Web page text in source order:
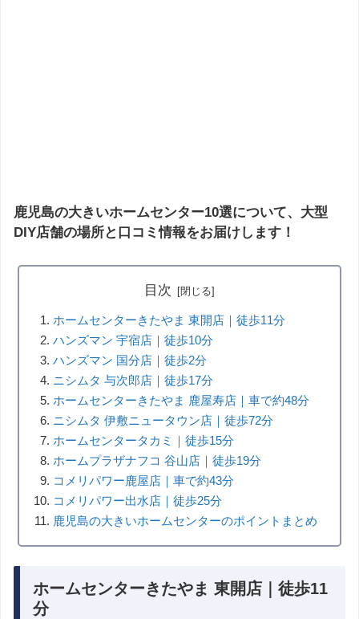
鹿児島の大きいホームセンター10選について、大型
DIY店舗の場所と口コミ情報をお届けします！
目次
ホームセンターきたやま 東開店｜徒歩11分
ハンズマン 宇宿店｜徒歩10分
ハンズマン 国分店｜徒歩2分
ニシムタ 与次郎店｜徒歩17分
ホームセンターきたやま 鹿屋寿店｜車で約48分
ニシムタ 伊敷ニュータウン店｜徒歩72分
ホームセンタータカミ｜徒歩15分
ホームプラザナフコ 谷山店｜徒歩19分
コメリパワー鹿屋店｜車で約43分
コメリパワー出水店｜徒歩25分
鹿児島の大きいホームセンターのポイントまとめ
ホームセンターきたやま 東開店｜徒歩11
分